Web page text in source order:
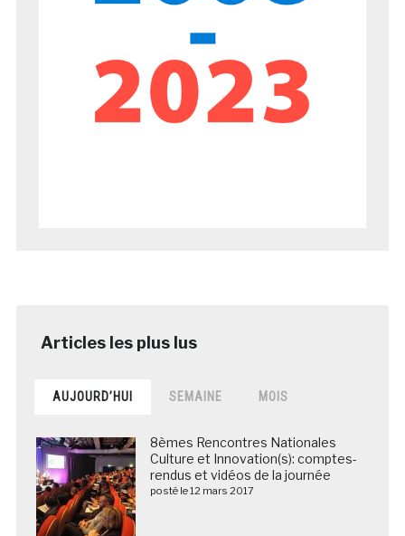
AUJOURD’HUI SEMAINE MOIS
8èmes Rencontres Nationales
Culture et Innovation(s): comptes-
rendus et vidéos de la journée
posté le 12 mars 2017